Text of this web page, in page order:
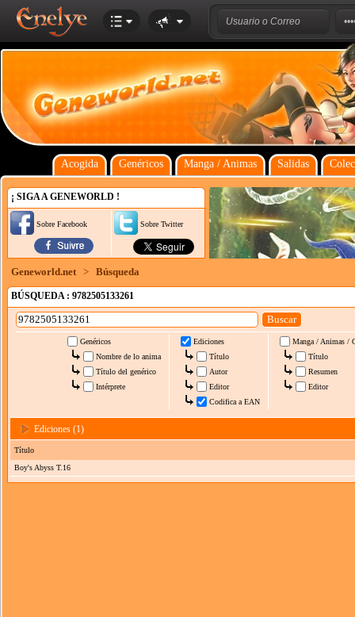
Acogida Genéricos Manga / Animas Salidas
¡ SIGA A GENEWORLD !
Sobre Facebook Sobre Twitter
Geneworld.net > Búsqueda
BÚSQUEDA : 9782505133261
Genéricos
Nombre de lo anima
Título del genérico
Intérprete
Ediciones
Título
Autor
Editor
Codifica a EAN
Manga / Animas /
Título
Resumen
Editor
Ediciones (1)
Título
Boy's Abyss T.16